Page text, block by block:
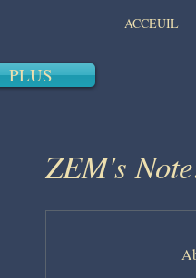
ACCEUIL
PLUS
ZEM's